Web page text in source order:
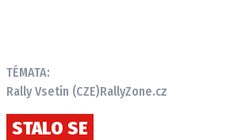
TÉMATA:
Rally Vsetín (CZE)RallyZone.cz
STALO SE